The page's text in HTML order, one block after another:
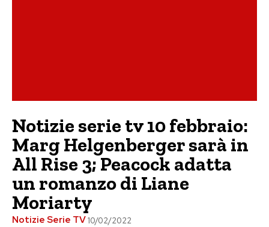
Notizie serie tv 10 febbraio:
Marg Helgenberger sarà in
All Rise 3; Peacock adatta
un romanzo di Liane
Moriarty
Notizie Serie TV10/02/2022